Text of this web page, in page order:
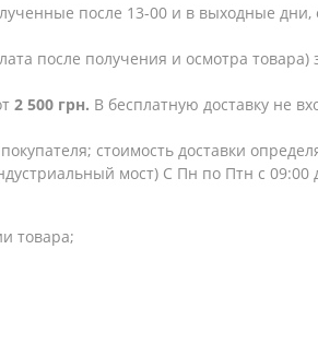
после 13-00 и в выходные
после получения и осмотра товара)
2 500 грн. В бесплатную доставку не
стоимость доставки
мост) С Пн по Птн с
товара;